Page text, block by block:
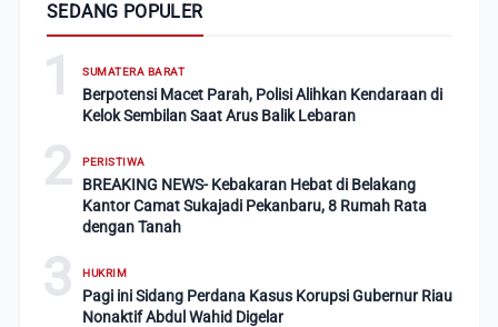
SEDANG POPULER
1 SUMATERA BARAT
Berpotensi Macet Parah, Polisi Alihkan Kendaraan di
Kelok Sembilan Saat Arus Balik Lebaran
2 PERISTIWA
BREAKING NEWS- Kebakaran Hebat di Belakang
Kantor Camat Sukajadi Pekanbaru, 8 Rumah Rata
dengan Tanah
3 HUKRIM
Pagi ini Sidang Perdana Kasus Korupsi Gubernur Riau
Nonaktif Abdul Wahid Digelar